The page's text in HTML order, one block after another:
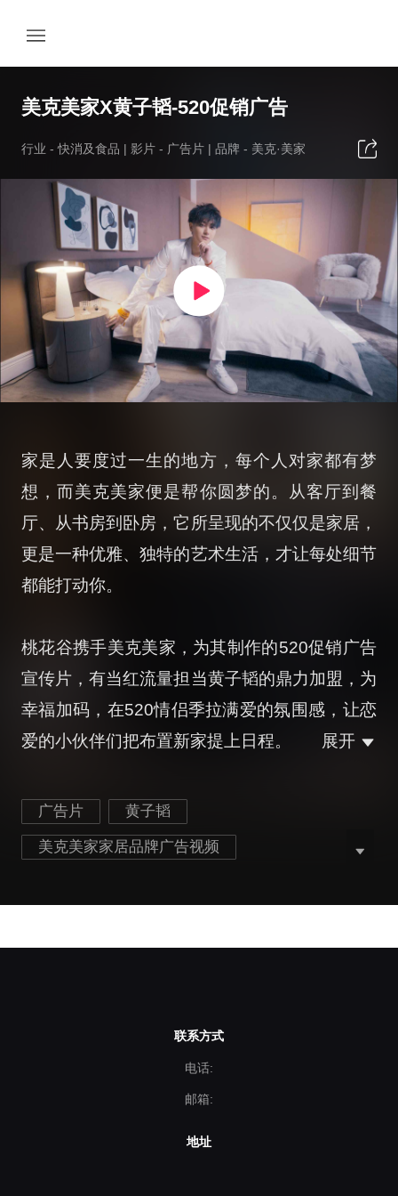
美克美家X黄子韬-520促销广告
行业 -快消及食品 | 影片 - 广告片 | 品牌 - 美克·美家
家是人要度过一生的地方，每个人对家都有梦
想，而美克美家便是帮你圆梦的。从客厅到餐
厅、从书房到卧房，它所呈现的不仅仅是家居，
更是一种优雅、独特的艺术生活，才让每处细节
都能打动你。
桃花谷携手美克美家，为其制作的520促销广告
宣传片，有当红流量担当黄子韬的鼎力加盟，为
幸福加码，在520情侣季拉满爱的氛围感，让恋
爱的小伙伴们把布置新家提上日程。
展开
广告片 黄子韬
美克美家家居品牌广告视频
联系方式
电话:
邮箱:
地址